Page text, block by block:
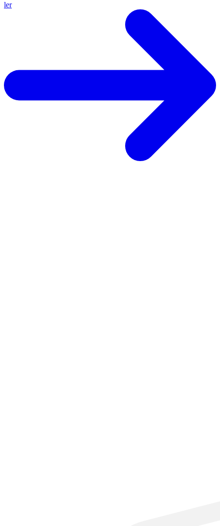
ler